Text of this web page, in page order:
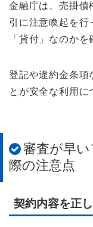
金融庁は、売掛債
引に注意喚起を行
「貸付」なのか
登記や違約金条項
とが安全な利用に
審査が早
際の注意点
契約内容を正